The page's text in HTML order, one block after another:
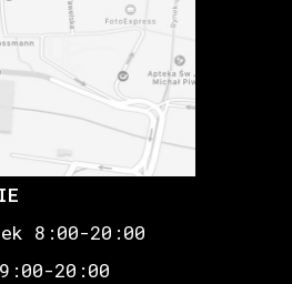
8:00-20:00
20:00